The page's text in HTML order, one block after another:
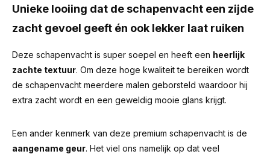
Unieke looiing dat de schapenvacht een zijde
zacht gevoel geeft én ook lekker laat ruiken
Deze schapenvacht is super soepel en heeft een heerlijk
zachte textuur. Om deze hoge kwaliteit te bereiken wordt
de schapenvacht meerdere malen geborsteld waardoor hij
extra zacht wordt en een geweldig mooie glans krijgt.
Een ander kenmerk van deze premium schapenvacht is de
aangename geur. Het viel ons namelijk op dat veel